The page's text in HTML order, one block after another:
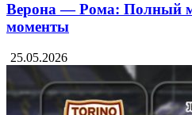
Верона — Рома: Полный
моменты
25.05.2026